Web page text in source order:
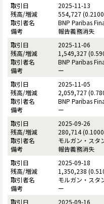
2025-11-13
554,727
BNP Paribas
報告義務消失
2025-11-06
1,549,327
BNP Paribas
ー
2025-11-05
2,059,727
BNP Paribas
ー
2025-09-26
280,714
モルガン・スタ
報告義務消失
2025-09-18
1,350,238
モルガン・スタ
ー
2025-09-16